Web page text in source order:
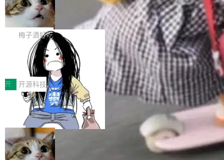
有云模型能够满足快速试用和效率提升的需求。
但对于金融、能源、医疗等对数据安全要求较...
让AI用起来，还要进一步看清混合算力时代下，
Token花在哪里、算力是否被充分利用，以及持
续增长的AI成本该如何优化。 深信服AI算力网关
正是围绕这些实际问题，从Token治理和成本治
理两个方面，让用户的每一份算力都看得清、管
得住、用得稳、省得下、更安全！ 一、从现在开
始，Token使用一目...
ean 在 Google 工作了 27 年后，宣布离职。 他
不是一个人走。一同离开的还有 Sanjay Ghema
wat（Google 员工编号 23，Jeff Dean 二十多
年的编程搭档，MapReduce 和 Bigtable 的共同
作者）、Quoc Le（Google 大脑核心成员，Se
q2Seq 和 DocAI 的共同发明人）以及 Oriol Vin
yals（Gemini 联合负责人，AlphaSta...
🔥 SolonCode v2026.8.4 发布：界面
字体可调、22 种语言、记忆搜索增强
打开终端就能上岗的全中文编码智能体，这一轮
把「看得清、用母语、记得住」三件事一次补
齐。 SolonCode 是什么 SolonCode 是杭州无
耳科技研发的企业级终端编码智能体——一位全
中文驱动的数字员工，自主理解需求、规划步
骤、编写代码。不挑模型、不挑平台，curl 一行
装完即用。 开源地址：Gitee · GitCode · GitHu
b 安装 支持 Java 8+（8~26）、macOS / Linu
x / Windows / Harmony PC。 # macOS / Linu
x / Harmony PC curl -fsSL https://solon.noea
r.org/solon...
梅子酒好吃
让“代码语义理解”深度释放AI Coding
价值潜能：华为云码道（CodeArts）
代码仓技术解析
一、代码仓深度理解技术的作用与价值 在软件工
程实践中，代码仓是企业核心知识资产的主要载
体。企业级代码仓库通常包含数十万乃至数百万
个文件，其规模远超单次模型调用可承载的上下
文窗口。随着项目规模的持续扩张与代码历史的
不断累积，代码仓中的模块关系、接口契约、业
务逻辑等关键信息往往分散于数十乃至数百个文
件之中，形成高度复杂的知识关联网络。传统的
开 开源科技
一条“删库”命令跑 17 小时，算法工程
师删光 89TB 数据只为干私活
最高人民检察院8月4日公布了一起案件：北京一
名90后算法工程师王某，为了给自己接的私活腾
服务器空间，删光了公司AI游戏部门的全部核心
数据。 王某2024年1月入职东城区某科技公司AI
局
Cloudflare 分享推理优化实践：KV ca